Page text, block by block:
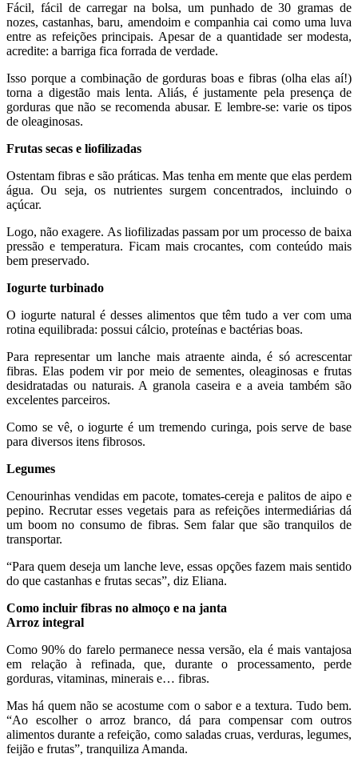
Fácil, fácil de carregar na bolsa, um punhado de 30 gramas de
nozes, castanhas, baru, amendoim e companhia cai como uma luva
entre as refeições principais. Apesar de a quantidade ser modesta,
acredite: a barriga fica forrada de verdade.
Isso porque a combinação de gorduras boas e fibras (olha elas aí!)
torna a digestão mais lenta. Aliás, é justamente pela presença de
gorduras que não se recomenda abusar. E lembre-se: varie os tipos
de oleaginosas.
Frutas secas e liofilizadas
Ostentam fibras e são práticas. Mas tenha em mente que elas perdem
água. Ou seja, os nutrientes surgem concentrados, incluindo o
açúcar.
Logo, não exagere. As liofilizadas passam por um processo de baixa
pressão e temperatura. Ficam mais crocantes, com conteúdo mais
bem preservado.
Iogurte turbinado
O iogurte natural é desses alimentos que têm tudo a ver com uma
rotina equilibrada: possui cálcio, proteínas e bactérias boas.
Para representar um lanche mais atraente ainda, é só acrescentar
fibras. Elas podem vir por meio de sementes, oleaginosas e frutas
desidratadas ou naturais. A granola caseira e a aveia também são
excelentes parceiros.
Como se vê, o iogurte é um tremendo curinga, pois serve de base
para diversos itens fibrosos.
Legumes
Cenourinhas vendidas em pacote, tomates-cereja e palitos de aipo e
pepino. Recrutar esses vegetais para as refeições intermediárias dá
um boom no consumo de fibras. Sem falar que são tranquilos de
transportar.
“Para quem deseja um lanche leve, essas opções fazem mais sentido
do que castanhas e frutas secas”, diz Eliana.
Como incluir fibras no almoço e na janta
Arroz integral
Como 90% do farelo permanece nessa versão, ela é mais vantajosa
em relação à refinada, que, durante o processamento, perde
gorduras, vitaminas, minerais e… fibras.
Mas há quem não se acostume com o sabor e a textura. Tudo bem.
“Ao escolher o arroz branco, dá para compensar com outros
alimentos durante a refeição, como saladas cruas, verduras, legumes,
feijão e frutas”, tranquiliza Amanda.